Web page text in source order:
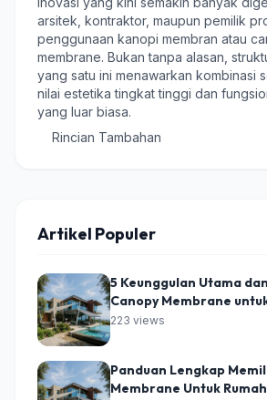
arsitek, kontraktor, maupun pemilik
penggunaan kanopi membran atau
membrane. Bukan tanpa alasan,
yang satu ini menawarkan kombinasi
nilai estetika tingkat tinggi dan
yang luar biasa.
Rincian Tambahan
Artikel Populer
5 Keunggulan Utama
Canopy Membrane
Modern
223 views
Panduan Lengkap
Membrane Untuk